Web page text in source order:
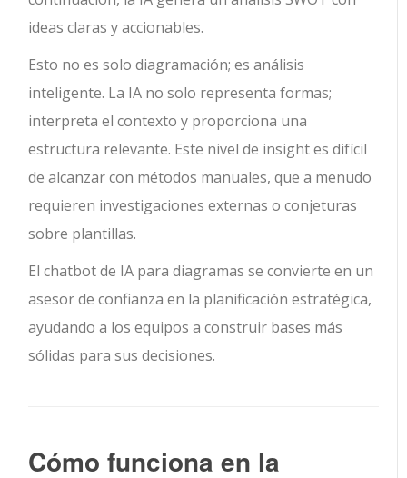
ideas claras y accionables.
Esto no es solo diagramación; es análisis
inteligente. La IA no solo representa formas;
interpreta el contexto y proporciona una
estructura relevante. Este nivel de insight es difícil
de alcanzar con métodos manuales, que a menudo
requieren investigaciones externas o conjeturas
sobre plantillas.
El chatbot de IA para diagramas se convierte en un
asesor de confianza en la planificación estratégica,
ayudando a los equipos a construir bases más
sólidas para sus decisiones.
Cómo funciona en la